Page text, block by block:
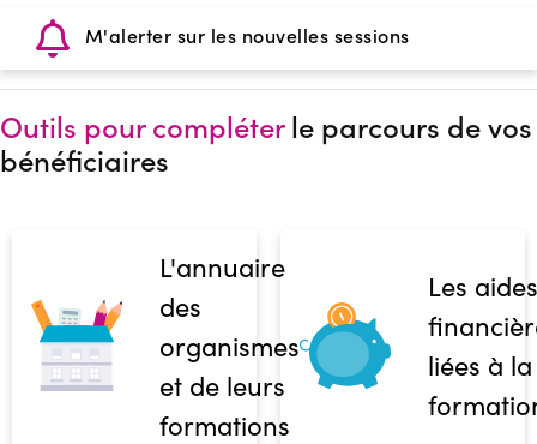
M'alerter sur les nouvelles sessions
Outils pour compléterle parcours de vos
bénéficiaires
L'annuaire
des
organismes
et de leurs
formations
Les aides
liées à la